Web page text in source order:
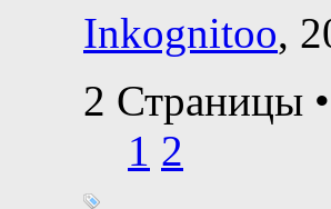
Inkognitoo,
2 Страницы •
1 2